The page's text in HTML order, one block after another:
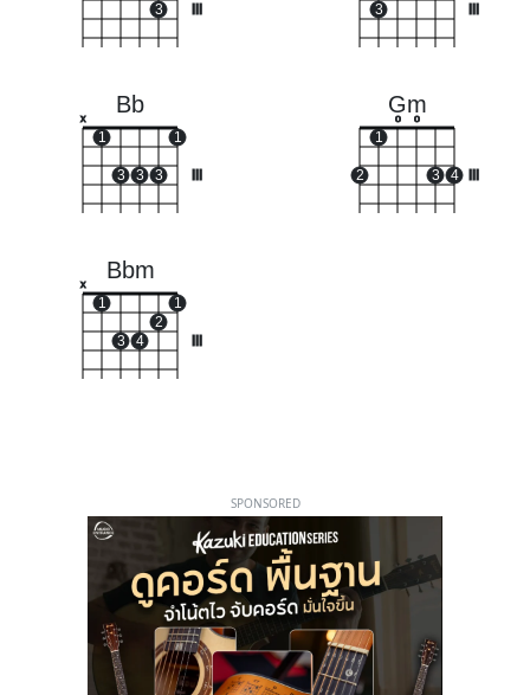
3
3
Bb
x
1
3 3 3
1
Gm
2
1
o o
3 4
Bbm
x
1
3 4
2
1
SPONSORED